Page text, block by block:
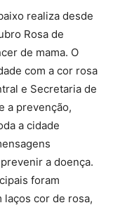
realiza desde
Rosa de
de mama. O
com a cor rosa
e Secretaria de
a prevenção,
a cidade
a doença.
foram
cor de rosa,